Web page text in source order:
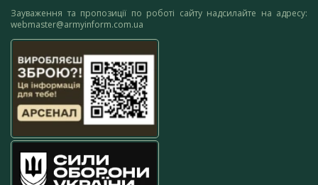
Зауваження та пропозиції по роботі сайту надсилайте на адресу:
webmaster@armyinform.com.ua